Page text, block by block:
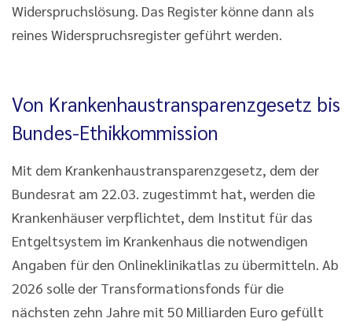
Widerspruchslösung. Das Register könne dann als
reines Widerspruchsregister geführt werden.
Von Krankenhaustransparenzgesetz bis
Bundes-Ethikkommission
Mit dem Krankenhaustransparenzgesetz, dem der
Bundesrat am 22.03. zugestimmt hat, werden die
Krankenhäuser verpflichtet, dem Institut für das
Entgeltsystem im Krankenhaus die notwendigen
Angaben für den Onlineklinikatlas zu übermitteln. Ab
2026 solle der Transformationsfonds für die
nächsten zehn Jahre mit 50 Milliarden Euro gefüllt